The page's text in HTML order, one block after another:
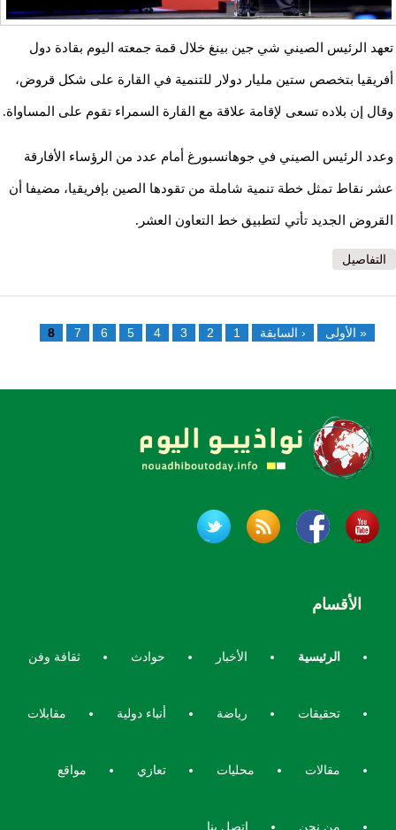
تعهد الرئيس الصيني شي جين بينغ خلال قمة جمعته اليوم بقادة دول
أفريقيا بتخصص ستين مليار دولار للتنمية في القارة على شكل قروض،
وقال إن بلاده تسعى لإقامة علاقة مع القارة السمراء تقوم على المساواة.
وعدد الرئيس الصيني في جوهانسبورغ أمام عدد من الرؤساء الأفارقة
عشر نقاط تمثل خطة تنمية شاملة من تقودها الصين بإفريقيا، مضيفا أن
القروض الجديد تأتي لتطبيق خط التعاون العشر.
التفاصيل
الصفحات
« الأولى ‹ السابقة 1
2
3
4
5
6
7
8
الأقسام
الرئيسية الأخبار حوادث ثقافة وفن
تحقيقات رياضة أنباء دولية مقابلات
مقالات محليات تعازي مواقع
من نحن اتصل بنا